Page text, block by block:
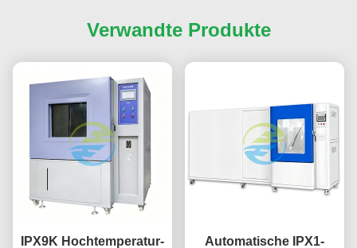
Verwandte Produkte
IPX9K Hochtemperatur-
Automatische IPX1-